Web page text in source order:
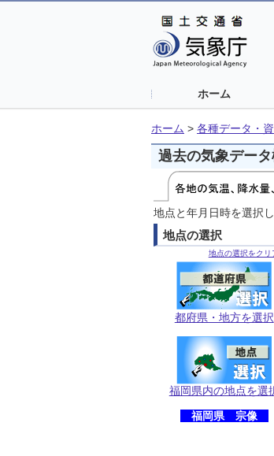
ホーム
ホーム > 各種データ・
過去の気象デー
地点と年月日時を選択
地点の選択
地点の選択をクリ
都府県・地方を選択
福岡県内の地点を選
福岡県 宗像